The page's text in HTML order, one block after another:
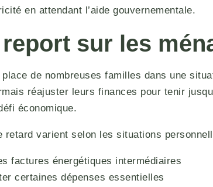
en attendant l’aide gouvernementale.
sur les
de nombreuses familles dans une
réajuster leurs finances pour tenir
économique.
retard varient selon les situations
factures énergétiques intermédiaires
certaines dépenses essentielles